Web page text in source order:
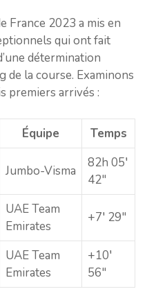
France 2023 a mis en
qui ont fait
détermination
de la course. Examinons
premiers arrivés :
Équipe Temps
Jumbo-Visma
82h 05′
42″
UAE Team
Emirates
+7′ 29″
UAE Team
Emirates
+10′
56″